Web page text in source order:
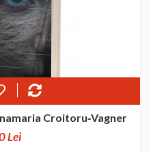
Croitoru‐Vagner
Lei